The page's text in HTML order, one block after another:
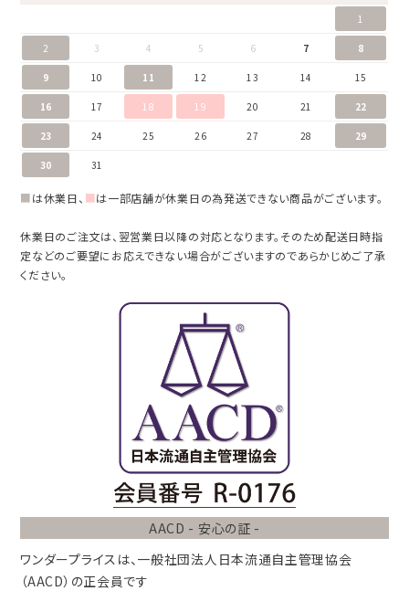
1
2 3 4 5 6 7 8
9 10 11 12 13 14 15
16 17 18 19 20 21 22
23 24 25 26 27 28 29
30 31
■は休業日、 ■は一部店舗が休業日の為発送できない商品がございます。
休業日のご注文は、翌営業日以降の対応となります。そのため配送日時指
定などのご要望にお応えできない場合がございますのであらかじめご了承
ください。
AACD - 安心の証 -
ワンダープライスは、 一般社団法人 日本流通自主管理協会
（AACD） の正会員です